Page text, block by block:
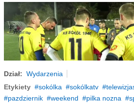
Dział: Wydarzenia
Etykiety
sokólka sokólkatv
pazdziernik
weekend pilka nozna